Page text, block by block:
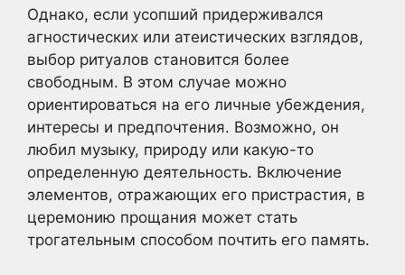
Однако, если усопший придерживался
агностических или атеистических взглядов,
выбор ритуалов становится более
свободным. В этом случае можно
ориентироваться на его личные убеждения,
интересы и предпочтения. Возможно, он
любил музыку, природу или какую-то
определенную деятельность. Включение
элементов, отражающих его пристрастия, в
церемонию прощания может стать
трогательным способом почтить его память.